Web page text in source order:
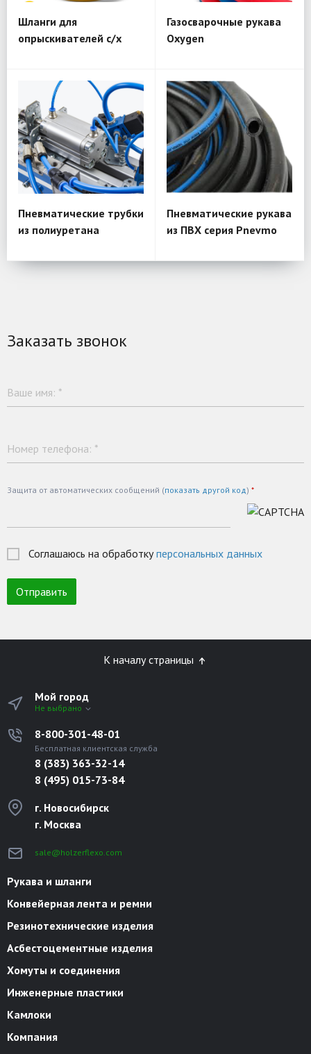
Шланги для
опрыскивателей с/х
Газосварочные рукава
Oxygen
Пневматические трубки
из полиуретана
Пневматические рукава
из ПВХ серия Pnevmo
Заказать звонок
Ваше имя: *
Номер телефона: *
Защита от автоматических сообщений (показать другой код) *
Соглашаюсь на обработкуперсональных данных
К началу страницы
Мой город
Не выбрано
8-800-301-48-01
Бесплатная клиентская служба
8 (383) 363-32-14
8 (495) 015-73-84
г. Новосибирск
г. Москва
sale@holzerflexo.com
Рукава и шланги
Конвейерная лента и ремни
Резинотехнические изделия
Асбестоцементные изделия
Хомуты и соединения
Инженерные пластики
Камлоки
Компания